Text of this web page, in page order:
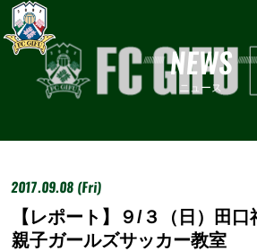
NEWS
ニュース
2017.09.08 (Fri)
【レポート】９/３（日）田
親子ガールズサッカー教室